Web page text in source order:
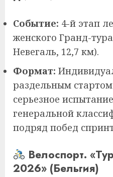
Событие: 4-й этап
женского Гранд-
Невегаль, 12,7 км).
Формат:
раздельным
серьезное
генеральной
подряд побед
Велоспорт.
2026» (Бельгия)